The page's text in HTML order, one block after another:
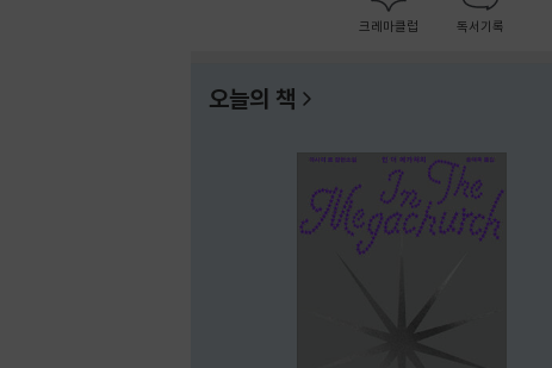
크레마클럽 독서기록
오늘의 책